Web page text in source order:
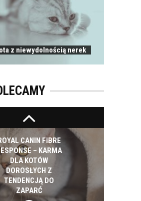
z niewydolnością nerek
CANIN FIBRE
– KARMA
DLA KOTÓW
DOROSŁYCH Z
TENDENCJĄ DO
ZAPARĆ